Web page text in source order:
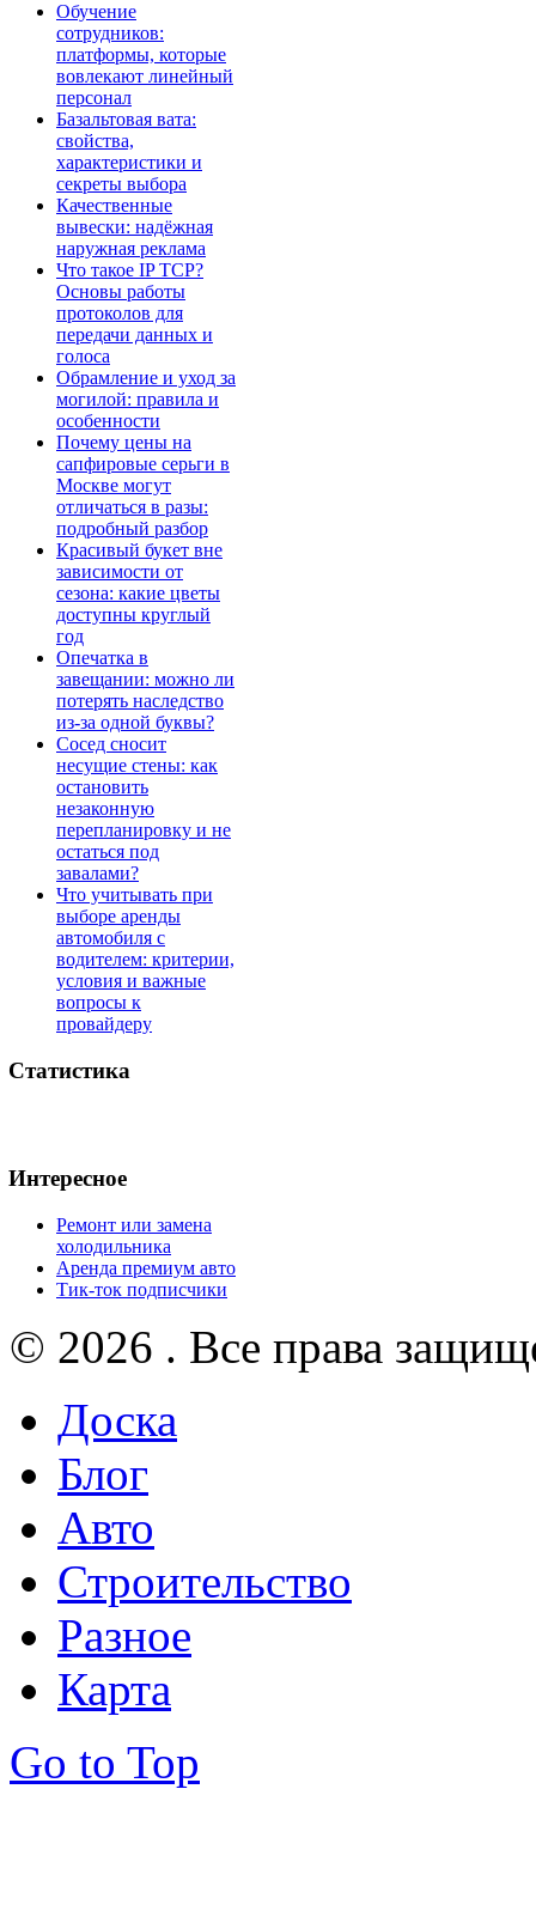
Обучение
сотрудников:
платформы, которые
вовлекают линейный
персонал
Базальтовая вата:
свойства,
характеристики и
секреты выбора
Качественные
вывески: надёжная
наружная реклама
Что такое IP TCP?
Основы работы
протоколов для
передачи данных и
голоса
Обрамление и уход за
могилой: правила и
особенности
Почему цены на
сапфировые серьги в
Москве могут
отличаться в разы:
подробный разбор
Красивый букет вне
зависимости от
сезона: какие цветы
доступны круглый
год
Опечатка в
завещании: можно ли
потерять наследство
из-за одной буквы?
Сосед сносит
несущие стены: как
остановить
незаконную
перепланировку и не
остаться под
завалами?
Что учитывать при
выборе аренды
автомобиля с
водителем: критерии,
условия и важные
вопросы к
провайдеру
Статистика
Интересное
Ремонт или замена
холодильника
Аренда премиум авто
Тик-ток подписчики
© 2026 . Все права
Доска
Блог
Авто
Строительство
Разное
Карта
Go to Top